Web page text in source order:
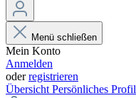
Menü schließen
Mein Konto
Anmelden
oderregistrieren
Übersicht Persönliches Profil